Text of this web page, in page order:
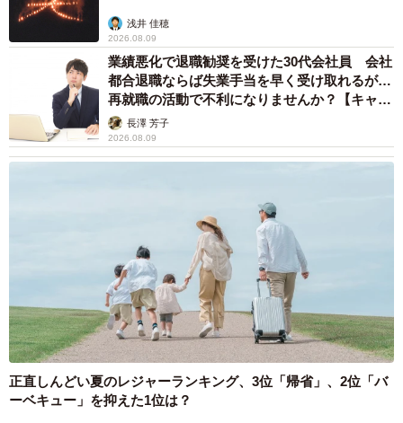
浅井 佳穂
2026.08.09
業績悪化で退職勧奨を受けた30代会社員 会社
都合退職ならば失業手当を早く受け取れるが…
再就職の活動で不利になりませんか？【キャリ
アカウンセラーが解説】
長澤 芳子
2026.08.09
正直しんどい夏のレジャーランキング、3位「帰省」、2位「バ
ーベキュー」を抑えた1位は？